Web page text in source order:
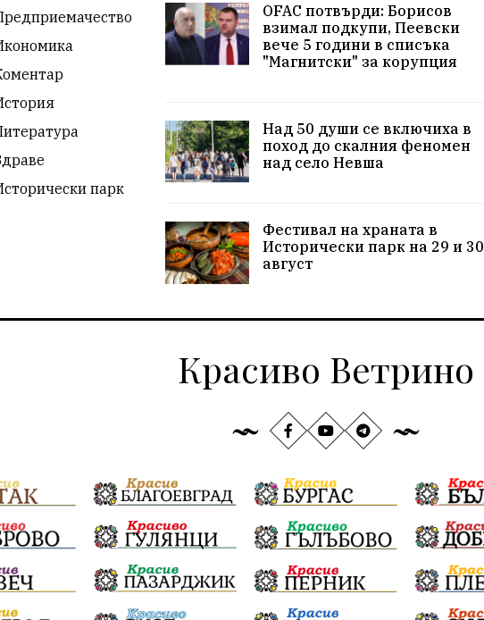
парк
OFAC потвърди: Борисов
взимал подкупи, Пеевски
вече 5 години в списъка
"Магнитски" за корупция
Над 50 души се включиха в
поход до скалния феномен
над село Невша
Фестивал на храната в
Исторически парк на 29 и 30
август
Красиво Ветрино